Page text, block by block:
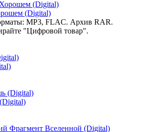
(Digital)
MP3, FLAC. Архив RAR.
"Цифровой товар".